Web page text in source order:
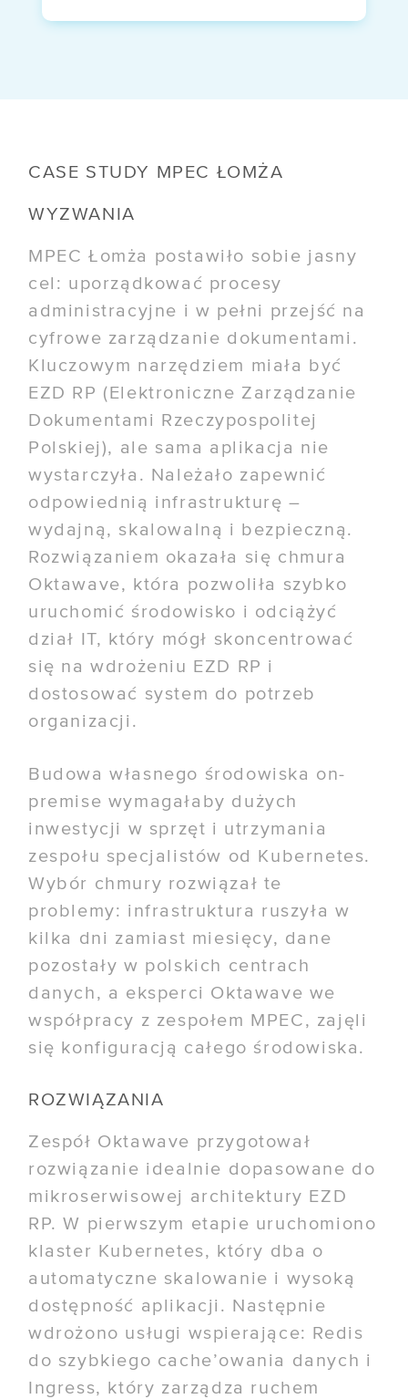
CASE STUDY MPEC ŁOMŻA
WYZWANIA
MPEC Łomża postawiło sobie jasny
cel: uporządkować procesy
administracyjne i w pełni przejść na
cyfrowe zarządzanie dokumentami.
Kluczowym narzędziem miała być
EZD RP (Elektroniczne Zarządzanie
Dokumentami Rzeczypospolitej
Polskiej), ale sama aplikacja nie
wystarczyła. Należało zapewnić
odpowiednią infrastrukturę –
wydajną, skalowalną i bezpieczną.
Rozwiązaniem okazała się chmura
Oktawave, która pozwoliła szybko
uruchomić środowisko i odciążyć
dział IT, który mógł skoncentrować
się na wdrożeniu EZD RP i
dostosować system do potrzeb
organizacji.
Budowa własnego środowiska on-
premise wymagałaby dużych
inwestycji w sprzęt i utrzymania
zespołu specjalistów od Kubernetes.
Wybór chmury rozwiązał te
problemy: infrastruktura ruszyła w
kilka dni zamiast miesięcy, dane
pozostały w polskich centrach
danych, a eksperci Oktawave we
współpracy z zespołem MPEC, zajęli
się konfiguracją całego środowiska.
ROZWIĄZANIA
Zespół Oktawave przygotował
rozwiązanie idealnie dopasowane do
mikroserwisowej architektury EZD
RP. W pierwszym etapie uruchomiono
klaster Kubernetes, który dba o
automatyczne skalowanie i wysoką
dostępność aplikacji. Następnie
wdrożono usługi wspierające: Redis
do szybkiego cache’owania danych i
Ingress, który zarządza ruchem